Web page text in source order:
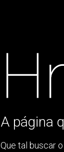
A página
Que tal buscar